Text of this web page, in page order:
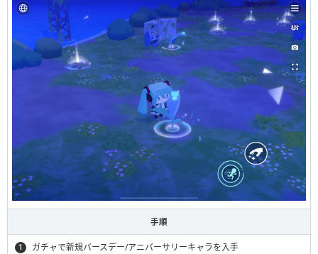
手順
ガチャで新規バースデー/アニバーサリーキャラを入手